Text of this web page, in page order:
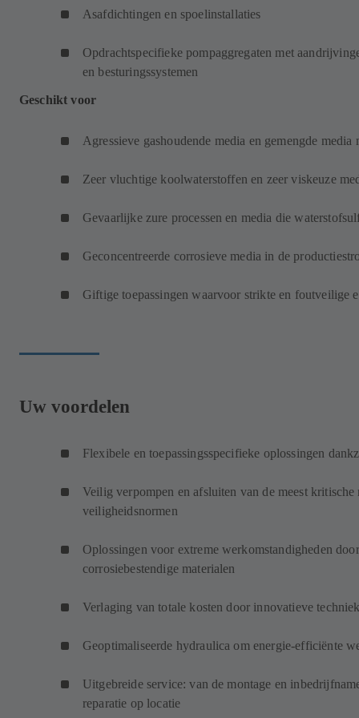
Asafdichtingen en spoelinstallaties
Opdrachtspecifieke pompaggregaten met
en besturingssystemen
Geschikt voor
Agressieve gashoudende media en gemengde media
Zeer vluchtige koolwaterstoffen en zeer viskeuze
Gevaarlijke zure processen en media die
Geconcentreerde corrosieve media in de
Giftige toepassingen waarvoor strikte en foutveilige
Uw voordelen
Flexibele en toepassingsspecifieke oplossingen
Veilig verpompen en afsluiten van de meest
veiligheidsnormen
Oplossingen voor extreme werkomstandigheden
corrosiebestendige materialen
Verlaging van totale kosten door innovatieve techniek
Geoptimaliseerde hydraulica om energie-efficiënte
Uitgebreide service: van de montage en
reparatie op locatie